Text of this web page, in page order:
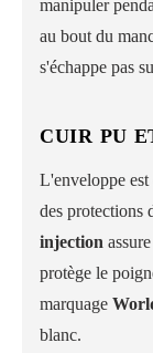
manipuler
au bout du
s'échappe pas
CUIR PU
L'enveloppe est
des protections
injection
protège le
marquage
blanc.